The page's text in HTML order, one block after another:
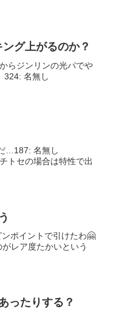
グ上がるのか？
らジンリンの光パでや
324: 名無し
…187: 名無し
トセの場合は特性で出
ポイントで引けたわ🤗
レア度たかいという
ったりする？